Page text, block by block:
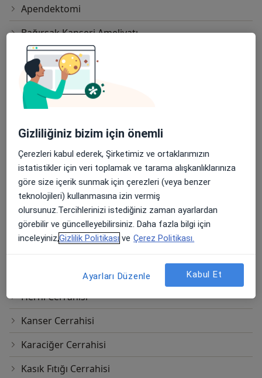
Apendektomi
Bağırsak Kanseri Ameliyatı
Da Vinci Robotik Cerrahi
Elektron Işınlı Bilgisayarlı Tomografi
Endoskopi
Endoskopik Cerrahi
Enjeksiyon Im
Enjeksiyon Iv
Esd (Sedimantasyon)
Gastrointestinal Cerrahisi
Herni Cerrahisi
Kanser Cerrahisi
Karaciğer Cerrahisi
Kasık Fıtığı Cerrahisi
Gizliliğiniz bizim için önemli
Çerezleri kabul ederek, Şirketimiz ve ortaklarımızın
istatistikler için veri toplamak ve tarama alışkanlıklarınıza
göre size içerik sunmak için çerezleri (veya benzer
teknolojileri) kullanmasına izin vermiş
olursunuz.Tercihlerinizi istediğiniz zaman ayarlardan
görebilir ve güncelleyebilirsiniz. Daha fazla bilgi için
inceleyiniz,Gizlilik Politikası ve Çerez Politikası.
Ayarları Düzenle Kabul Et